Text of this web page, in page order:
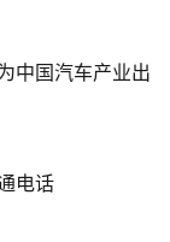
中国汽车产业出
电话